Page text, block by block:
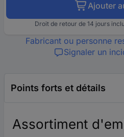
Ajouter
Droit de retour de 14 jours
Fabricant ou personne
Signaler un
Points forts et détails
Assortiment